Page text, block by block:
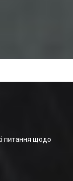
питання щодо